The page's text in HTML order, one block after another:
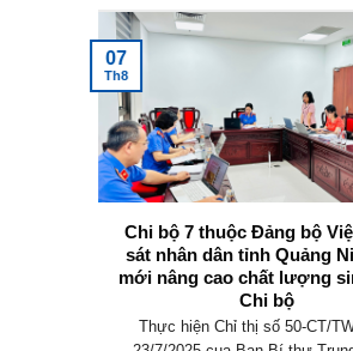
Chi bộ 7 thuộc Đảng bộ
sát nhân dân tỉnh Quảng
mới nâng cao chất lượng
Chi bộ
Thực hiện Chỉ thị số 50-CT/
07
Th8